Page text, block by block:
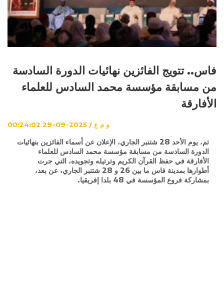
فاس.. تتويج الفائزين نهائيات الدورة السادسة
من مسابقة مؤسسة محمد السادس للعلماء
الأفارقة
و م ع / 2025-09-29 00:24:02
تم، يوم الأحد 28 شتنبر الجاري، الإعلان عن أسماء الفائزين بنهائيات
الدورة السادسة من مسابقة مؤسسة محمد السادس للعلماء
الأفارقة في حفظ القرآن الكريم وترتيله وتجويده، التي جرت
أطوارها بمدينة فاس ما بين 26 و 28 شتنبر الجاري، عن بعد،
بمشاركة فروع المؤسسة في 48 بلدا إفريقيا.